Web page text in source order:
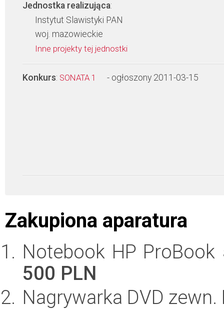
Jednostka realizująca:
Instytut Slawistyki PAN
woj. mazowieckie
Inne projekty tej jednostki
Konkurs: SONATA 1 - ogłoszony 2011-03-15
Zakupiona aparatura
Notebook HP
500 PLN
Nagrywarka DVD zewn.